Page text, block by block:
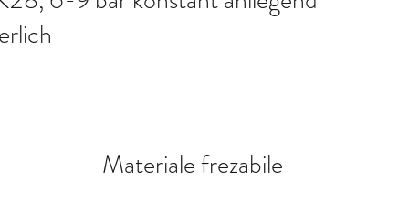
Materiale frezabile